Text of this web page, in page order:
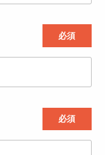
必須
必須